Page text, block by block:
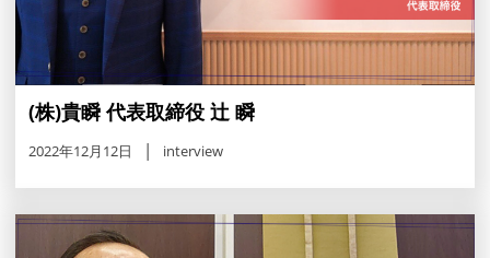
(株)貴瞬 代表取締役 辻 瞬
2022年12月12日 interview